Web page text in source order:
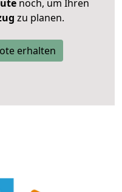
noch, um Ihren
zu planen.
erhalten